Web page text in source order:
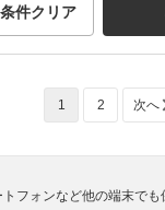
条件クリア
1 2 次へ
フォンなど他の端末でも